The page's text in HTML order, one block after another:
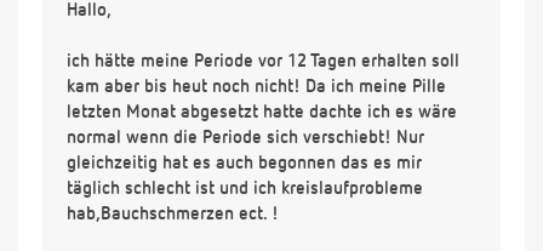
Hallo,
ich hätte meine Periode vor 12 Tagen erhalten soll
kam aber bis heut noch nicht! Da ich meine Pille
letzten Monat abgesetzt hatte dachte ich es wäre
normal wenn die Periode sich verschiebt! Nur
gleichzeitig hat es auch begonnen das es mir
täglich schlecht ist und ich kreislaufprobleme
hab,Bauchschmerzen ect. !